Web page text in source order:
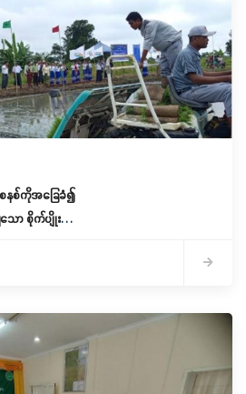
နစ်ကိုအခြေခံ၍
ာ စိုက်ပျိုးရေး